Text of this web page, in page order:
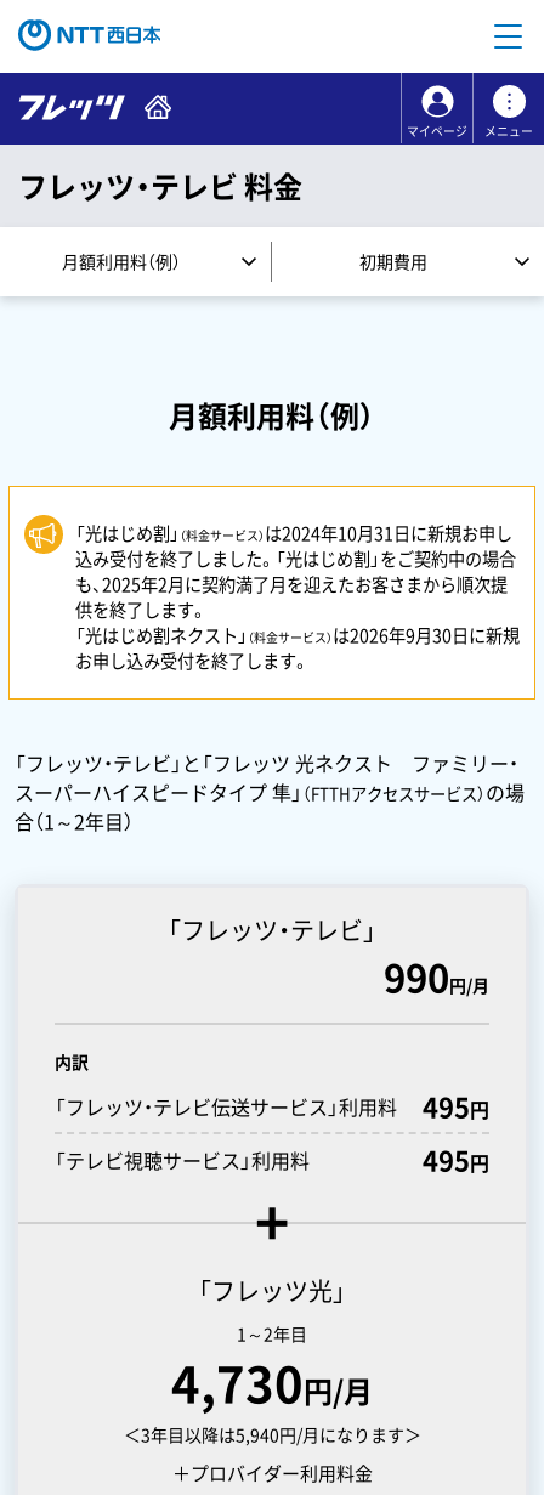
コンテンツのリンクナビゲーションへ移動
マイページ メニュー
フレッツ・テレビ 料金
月額利用料（例） 初期費用
月額利用料（例）
「光はじめ割」 （料金サービス） は2024年10月31日に新規お申し
込み受付を終了しました。「光はじめ割」をご契約中の場合
も、2025年2月に契約満了月を迎えたお客さまから順次提
供を終了します。
「光はじめ割ネクスト」 （料金サービス） は2026年9月30日に新規
お申し込み受付を終了します。
「フレッツ・テレビ」と「フレッツ 光ネクスト ファミリー・
スーパーハイスピードタイプ 隼」 （FTTHアクセスサービス） の場
合（1～2年目）
「フレッツ・テレビ」
990円/月
内訳
「フレッツ・テレビ伝送サービス」利用料 495円
「テレビ視聴サービス」利用料
495円
「フレッツ光」
1～2年目
4,730円/月
＜3年目以降は5,940円/月になります＞
＋プロバイダー利用料金